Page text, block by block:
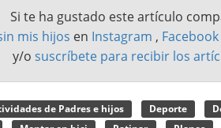
Si te ha gustado este artículo
mis hijos en Instagram , Facebook
y/o suscríbete para recibir los
de Padres e hijos Deporte